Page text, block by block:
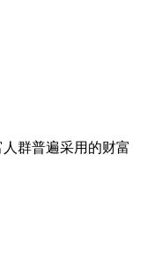
群普遍采用的财富